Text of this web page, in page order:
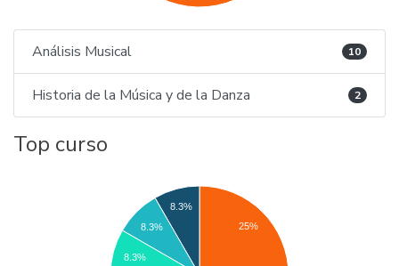
Análisis Musical 10
Historia de la Música y de la Danza 2
Top curso
25%
8.3%
8.3%
8.3%